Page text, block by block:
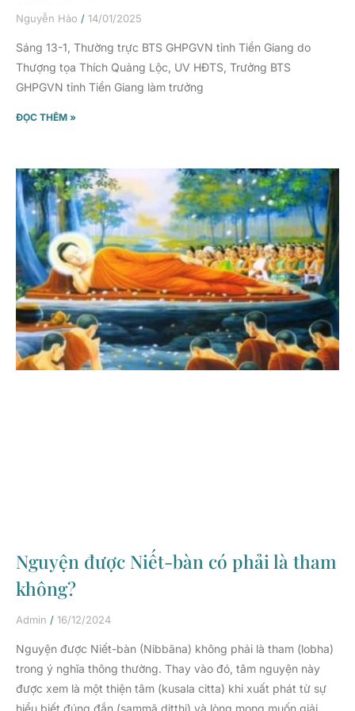
Nguyễn Hảo 14/01/2025
Sáng 13-1, Thường trực BTS GHPGVN tỉnh Tiền Giang do
Thượng tọa Thích Quảng Lộc, UV HĐTS, Trưởng BTS
GHPGVN tỉnh Tiền Giang làm trưởng
ĐỌC THÊM »
Nguyện được Niết-bàn có phải là tham
không?
Admin 16/12/2024
Nguyện được Niết-bàn (Nibbāna) không phải là tham (lobha)
trong ý nghĩa thông thường. Thay vào đó, tâm nguyện này
được xem là một thiện tâm (kusala citta) khi xuất phát từ sự
hiểu biết đúng đắn (sammā diṭṭhi) và lòng mong muốn giải